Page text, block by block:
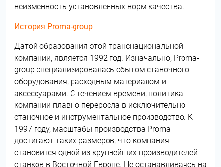
неизменность установленных норм качества.
История Proma-group
Датой образования этой транснациональной
компании, является 1992 год. Изначально, Proma-
group специализировалась сбытом станочного
оборудования, расходным материалом и
аксессуарами. С течением времени, политика
компании плавно переросла в исключительно
станочное и инструментальное производство. К
1997 году, масштабы производства Proma
достигают таких размеров, что компания
становится одной из крупнейших производителей
станков в Восточной Европе. Не останавливаясь на